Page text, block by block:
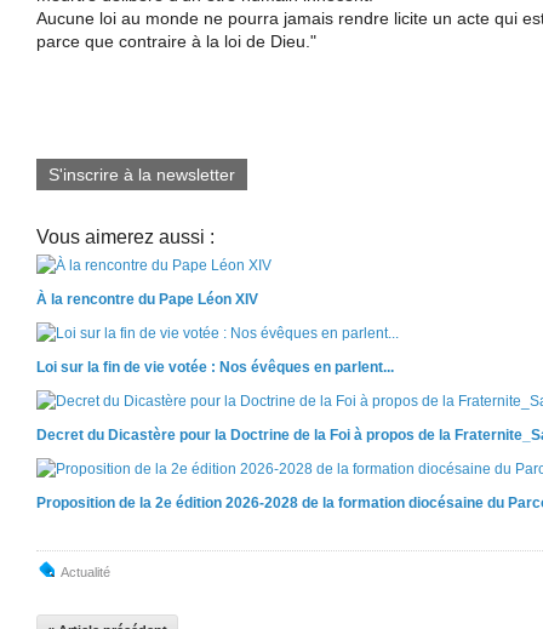
Aucune loi au monde ne pourra jamais rendre licite un acte qui
parce que contraire à la loi de Dieu."
S'inscrire à la newsletter
Vous aimerez aussi :
À la rencontre du Pape Léon XIV
Loi sur la fin de vie votée : Nos évêques en parlent...
Decret du Dicastère pour la Doctrine de la Foi à propos de la
Proposition de la 2e édition 2026-2028 de la formation diocésaine du
Actualité